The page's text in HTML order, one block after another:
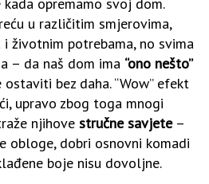
u različitim smjerovima,
i životnim potrebama, no svima
– da naš dom ima “ono nešto”
bez daha. “Wow” efekt
upravo zbog toga mnogi
njihove stručne savjete–
obloge, dobri osnovni komadi
boje nisu dovoljne.